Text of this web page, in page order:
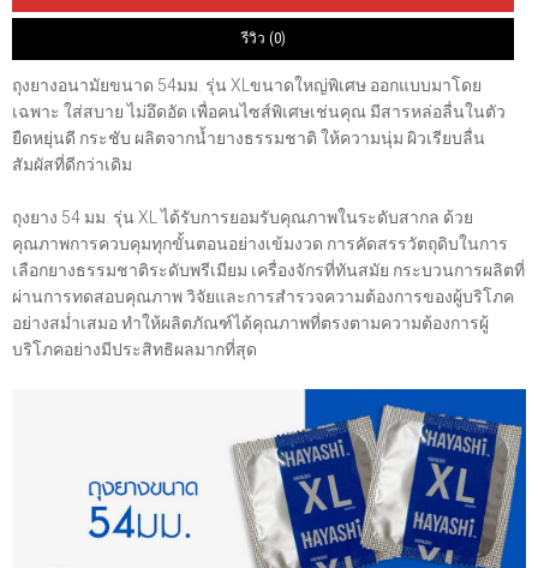
รีวิว (0)
ถุงยางอนามัยขนาด 54มม. รุ่น XLขนาดใหญ่พิเศษ ออกแบบมาโดย
เฉพาะ ใส่สบาย ไม่อึดอัด เพื่อคนไซส์พิเศษเช่นคุณ มีสารหล่อลื่นในตัว
ยืดหยุ่นดี กระชับ ผลิตจากน้ำยางธรรมชาติ ให้ความนุ่ม ผิวเรียบลื่น
สัมผัสที่ดีกว่าเดิม
ถุงยาง 54 มม. รุ่น XL ได้รับการยอมรับคุณภาพในระดับสากล ด้วย
คุณภาพการควบคุมทุกขั้นตอนอย่างเข้มงวด การคัดสรรวัตถุดิบในการ
เลือกยางธรรมชาติระดับพรีเมียม เครื่องจักรที่ทันสมัย กระบวนการผลิตที่
ผ่านการทดสอบคุณภาพ วิจัยและการสำรวจความต้องการของผู้บริโภค
อย่างสม่ำเสมอ ทำให้ผลิตภัณฑ์ได้คุณภาพที่ตรงตามความต้องการผู้
บริโภคอย่างมีประสิทธิผลมากที่สุด